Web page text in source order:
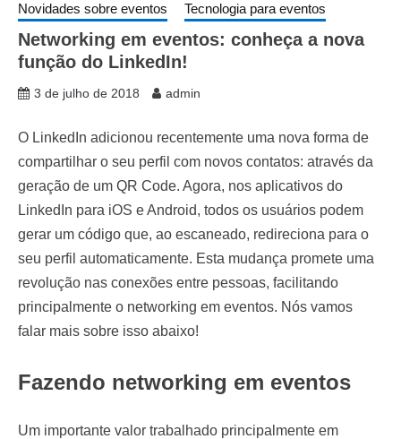
Novidades sobre eventos
Tecnologia para eventos
Networking em eventos: conheça a nova
função do LinkedIn!
3 de julho de 2018 admin
O LinkedIn adicionou recentemente uma nova forma de
compartilhar o seu perfil com novos contatos: através da
geração de um QR Code. Agora, nos aplicativos do
LinkedIn para iOS e Android, todos os usuários podem
gerar um código que, ao escaneado, redireciona para o
seu perfil automaticamente. Esta mudança promete uma
revolução nas conexões entre pessoas, facilitando
principalmente o networking em eventos. Nós vamos
falar mais sobre isso abaixo!
Fazendo networking em eventos
Um importante valor trabalhado principalmente em